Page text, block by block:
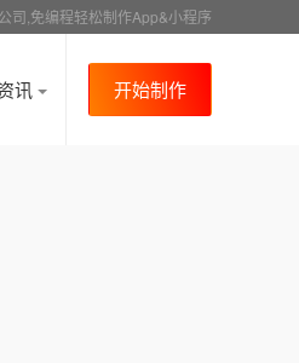
司,免编程轻松制作App&小程序
讯 开始制作